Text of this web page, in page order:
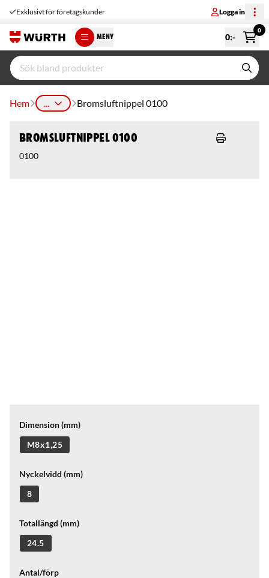
Exklusivt för företagskunder Logga in
MENY 0:-
0
Hem ... Bromsluftnippel 0100
Bromsluftnippel 0100
0100
Dimension (mm)
M8x1,25
Nyckelvidd (mm)
8
Totallängd (mm)
24.5
Antal/förp